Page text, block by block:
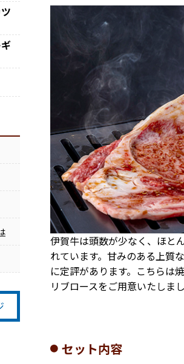
伊賀牛は頭数が少なく、ほと
れています。甘みのある上質
に定評があります。こちらは
リブロースをご用意いたしまし
セット内容